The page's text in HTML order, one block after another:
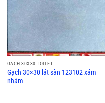
GẠCH 30X30 TOILET
Gạch 30×30 lát sàn 123102 xám
nhám